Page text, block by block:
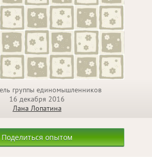
группы единомышленников
16 декабря 2016
Лана Лопатина
Поделиться опытом